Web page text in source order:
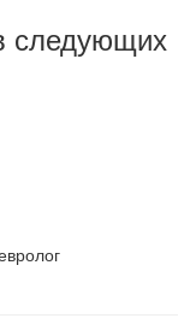
следующих